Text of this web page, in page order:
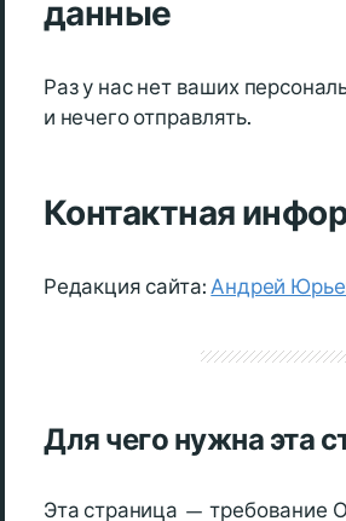
данные
Раз у нас нет ваших
и нечего отправлять.
Контактная
Редакция сайта:Андрей
Для чего нужна эта
Эта страница — требование